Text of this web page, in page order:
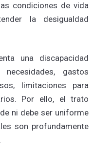
condiciones de vida
la desigualdad
una discapacidad
necesidades, gastos
limitaciones para
Por ello, el trato
ni debe ser uniforme
son profundamente